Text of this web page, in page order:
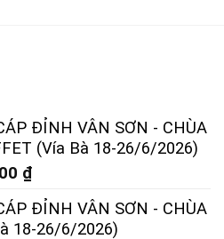
ĐỈNH VÂN SƠN - CHÙA
(Vía Bà 18-26/6/2026)
₫
ĐỈNH VÂN SƠN - CHÙA
18-26/6/2026)